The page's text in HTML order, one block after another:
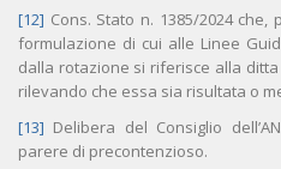
[12] Cons. Stato n. 1385/2024
formulazione di cui alle Linee
dalla rotazione si riferisce alla
rilevando che essa sia risultata o
[13] Delibera del Consiglio
parere di precontenzioso.